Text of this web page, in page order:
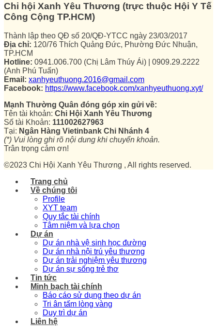
Chi hội Xanh Yêu Thương (trực thuộc Hội Y Tế
Công Cộng TP.HCM)
Thành lập theo QĐ số 20/QĐ-YTCC ngày 23/03/2017
Địa chỉ: 120/76 Thích Quảng Đức, Phường Đức Nhuận,
TP.HCM
Hotline: 0941.006.700 (Chị Lâm Thúy Ái) | 0909.29.2222
(Anh Phú Tuấn)
Email: xanhyeuthuong.2016@gmail.com
Facebook: https://www.facebook.com/xanhyeuthuong.xyt/
Mạnh Thường Quân đóng góp xin gửi về:
Tên tài khoản: Chi Hội Xanh Yêu Thương
Số tài Khoản: 111002627963
Tại: Ngân Hàng Vietinbank Chi Nhánh 4
(*) Vui lòng ghi rõ nội dung khi chuyển khoản.
Trân trọng cảm ơn!
©2023 Chi Hội Xanh Yêu Thương , All rights reserved.
Trang chủ
Về chúng tôi
Profile
XYT team
Quy tắc tài chính
Tâm niệm và lựa chọn
Dự án
Dự án nhà vệ sinh học đường
Dự án nhà nội trú yêu thương
Dự án trải nghiệm yêu thương
Dự án sự sống trẻ thơ
Tin tức
Minh bạch tài chính
Báo cáo sử dụng theo dự án
Tri ân tấm lòng vàng
Duy trì dự án
Liên hệ